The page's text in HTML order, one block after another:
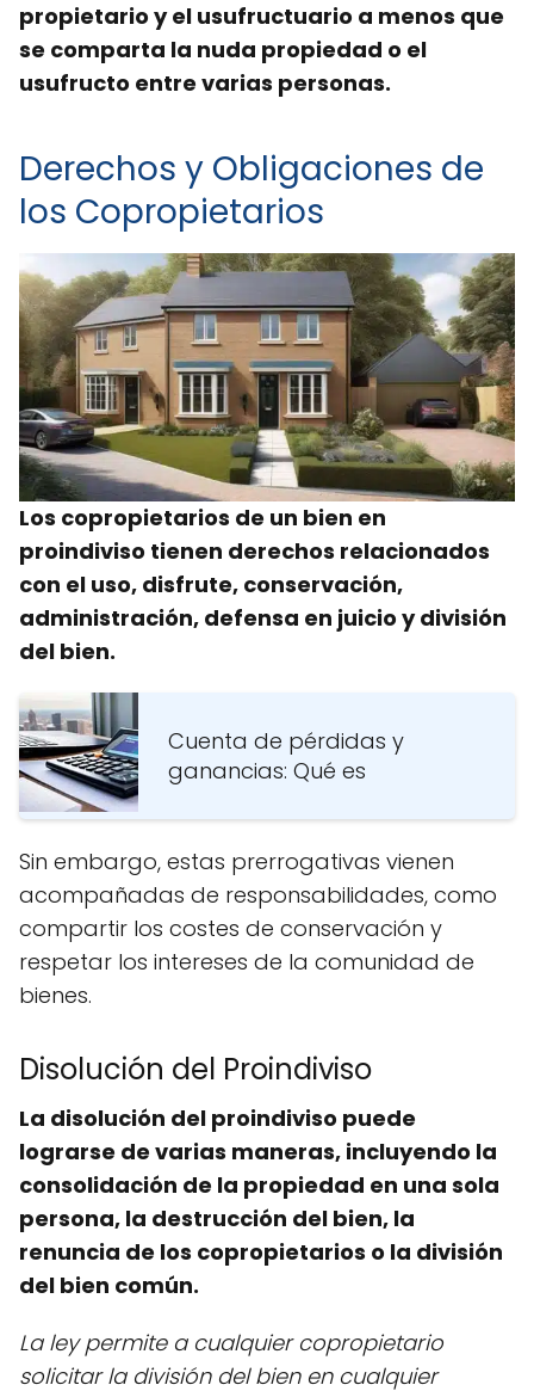
propietario y el usufructuario a menos que
se comparta la nuda propiedad o el
usufructo entre varias personas.
Derechos y Obligaciones de
los Copropietarios
Los copropietarios de un bien en
proindiviso tienen derechos relacionados
con el uso, disfrute, conservación,
administración, defensa en juicio y división
del bien.
Cuenta de pérdidas y
ganancias: Qué es
Sin embargo, estas prerrogativas vienen
acompañadas de responsabilidades, como
compartir los costes de conservación y
respetar los intereses de la comunidad de
bienes.
Disolución del Proindiviso
La disolución del proindiviso puede
lograrse de varias maneras, incluyendo la
consolidación de la propiedad en una sola
persona, la destrucción del bien, la
renuncia de los copropietarios o la división
del bien común.
La ley permite a cualquier copropietario
solicitar la división del bien en cualquier